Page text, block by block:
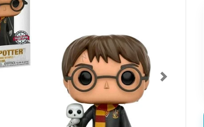
Next